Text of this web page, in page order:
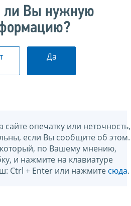
ли Вы нужную
Да
опечатку или неточность,
если Вы сообщите об этом.
который, по Вашему мнению,
и нажмите на клавиатуре
Ctrl + Enter или нажмите сюда.